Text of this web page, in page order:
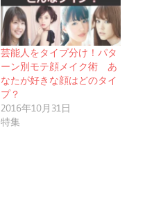
芸能人をタイプ分け！パタ
ーン別モテ顔メイク術 あ
なたが好きな顔はどのタイ
プ？
2016年10月31日
特集